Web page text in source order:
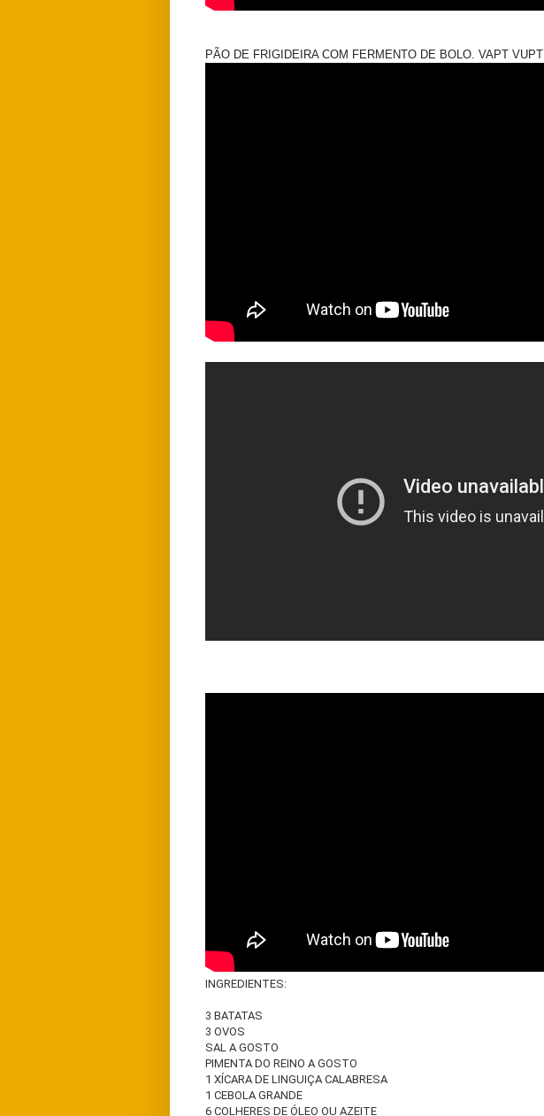
PÃO DE FRIGIDEIRA COM FERMENTO DE BOLO. VAPT VUPT
INGREDIENTES:
3 BATATAS
3 OVOS
SAL A GOSTO
PIMENTA DO REINO A GOSTO
1 XÍCARA DE LINGUIÇA CALABRESA
1 CEBOLA GRANDE
6 COLHERES DE ÓLEO OU AZEITE